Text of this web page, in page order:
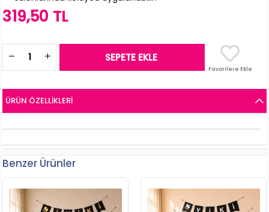
319,50 TL
Favorilere Ekle
ÜRÜN ÖZELLIKLERI
Benzer Ürünler